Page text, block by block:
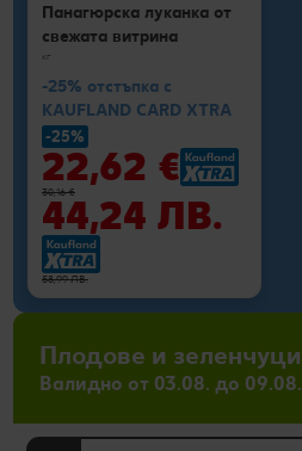
Панагюрска луканка от
свежата витрина
кг
-25% отстъпка с
KAUFLAND CARD XTRA
-25%
22,62 €
30,16 €
44,24 ЛВ.
58,99 ЛВ.
Плодове и зеленчуци
Валидно от 03.08. до 09.08.